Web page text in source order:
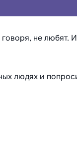
не любят.
людях и